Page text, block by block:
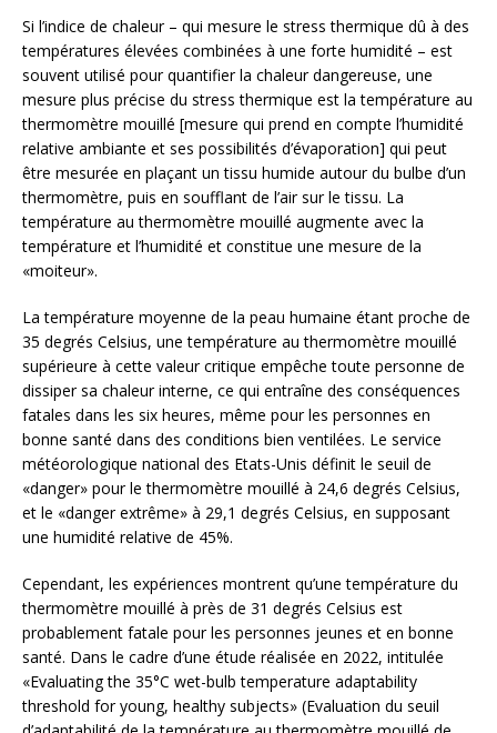
Si l’indice de chaleur – qui mesure le stress thermique dû à des
températures élevées combinées à une forte humidité – est
souvent utilisé pour quantifier la chaleur dangereuse, une
mesure plus précise du stress thermique est la température au
thermomètre mouillé [mesure qui prend en compte l’humidité
relative ambiante et ses possibilités d’évaporation] qui peut
être mesurée en plaçant un tissu humide autour du bulbe d’un
thermomètre, puis en soufflant de l’air sur le tissu. La
température au thermomètre mouillé augmente avec la
température et l’humidité et constitue une mesure de la
«moiteur».
La température moyenne de la peau humaine étant proche de
35 degrés Celsius, une température au thermomètre mouillé
supérieure à cette valeur critique empêche toute personne de
dissiper sa chaleur interne, ce qui entraîne des conséquences
fatales dans les six heures, même pour les personnes en
bonne santé dans des conditions bien ventilées. Le service
météorologique national des Etats-Unis définit le seuil de
«danger» pour le thermomètre mouillé à 24,6 degrés Celsius,
et le «danger extrême» à 29,1 degrés Celsius, en supposant
une humidité relative de 45%.
Cependant, les expériences montrent qu’une température du
thermomètre mouillé à près de 31 degrés Celsius est
probablement fatale pour les personnes jeunes et en bonne
santé. Dans le cadre d’une étude réalisée en 2022, intitulée
«Evaluating the 35°C wet-bulb temperature adaptability
threshold for young, healthy subjects» (Evaluation du seuil